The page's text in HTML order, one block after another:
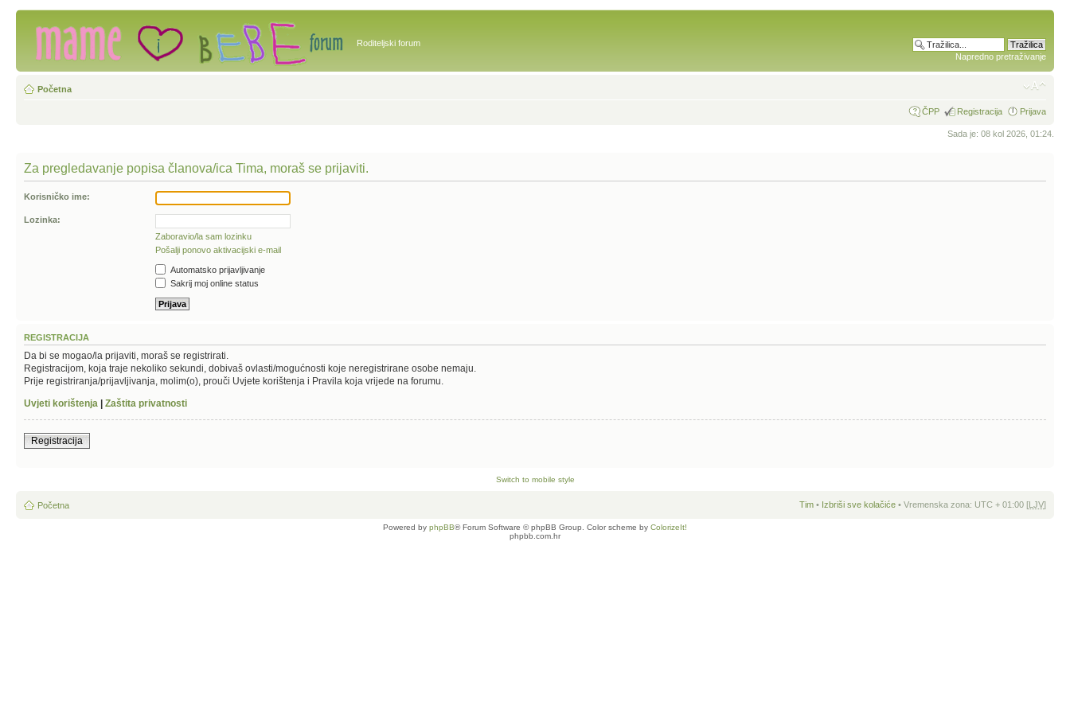
Roditeljski forum
Napredno pretraživanje
Početna
ČPP Registracija Prijava
Sada je: 08 kol 2026, 01:24.
Za pregledavanje popisa članova/ica Tima, moraš se prijaviti.
Korisničko ime:
Lozinka:
Zaboravio/la sam lozinku
Pošalji ponovo aktivacijski e-mail
Automatsko prijavljivanje
Sakrij moj online status
REGISTRACIJA
Da bi se mogao/la prijaviti, moraš se registrirati.
Registracijom, koja traje nekoliko sekundi, dobivaš ovlasti/mogućnosti koje neregistrirane osobe nemaju.
Prije registriranja/prijavljivanja, molim(o), prouči Uvjete korištenja i Pravila koja vrijede na forumu.
Uvjeti korištenja
Zaštita privatnosti
Registracija
Switch to mobile style
Početna Tim • Izbriši sve kolačiće • Vremenska zona: UTC + 01:00 [LJV]
Powered by phpBB® Forum Software © phpBB Group. Color scheme by ColorizeIt!
phpbb.com.hr